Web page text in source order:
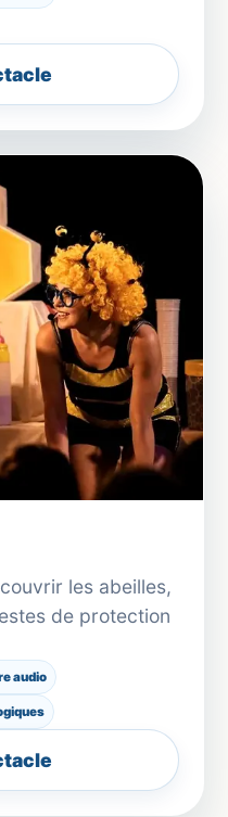
les abeilles,
de protection
audio